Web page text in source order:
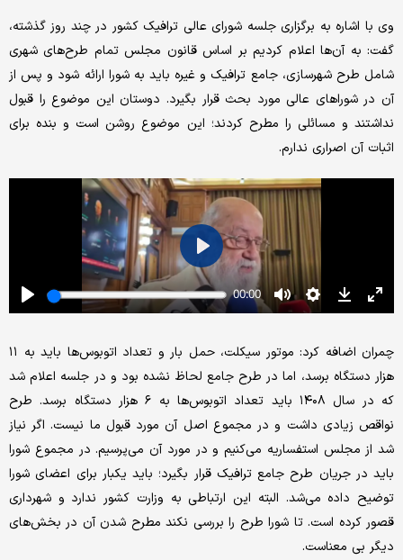
وی با اشاره به برگزاری جلسه شورای عالی ترافیک کشور در چند روز گذشته،
گفت: به آن‌ها اعلام کردیم بر اساس قانون مجلس تمام طرح‌های شهری
شامل طرح شهرسازی، جامع ترافیک و غیره باید به شورا ارائه شود و پس از
آن در شوراهای عالی مورد بحث قرار بگیرد. دوستان این موضوع را قبول
نداشتند و مسائلی را مطرح کردند؛ این موضوع روشن است و بنده برای
اثبات آن اصراری ندارم.
چمران اضافه کرد: موتور سیکلت، حمل بار و تعداد اتوبوس‌ها باید به ۱۱
هزار دستگاه برسد، اما در طرح جامع لحاظ نشده بود و در جلسه اعلام شد
که در سال ۱۴۰۸ باید تعداد اتوبوس‌ها به ۶ هزار دستگاه برسد. طرح
نواقص زیادی داشت و در مجموع اصل آن مورد قبول ما نیست. اگر نیاز
شد از مجلس استفساریه می‌کنیم و در مورد آن می‌پرسیم. در مجموع شورا
باید در جریان طرح جامع ترافیک قرار بگیرد؛ باید یکبار برای اعضای شورا
توضیح داده می‌شد. البته این ارتباطی به وزارت کشور ندارد و شهرداری
قصور کرده است. تا شورا طرح را بررسی نکند مطرح شدن آن در بخش‌های
دیگر بی معناست.